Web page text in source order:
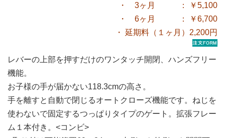
・ 3ヶ月 ： ￥5,100
・ 6ヶ月 ： ￥6,700
・ 延期料（１ヶ月）2,200円
レバーの上部を押すだけのワンタッチ開閉、ハンズフリー
機能。
お子様の手が届かない118.3cmの高さ。
手を離すと自動で閉じるオートクローズ機能です。ねじを
使わないで固定するつっぱりタイプのゲート。拡張フレー
ム１本付き。<コンビ>